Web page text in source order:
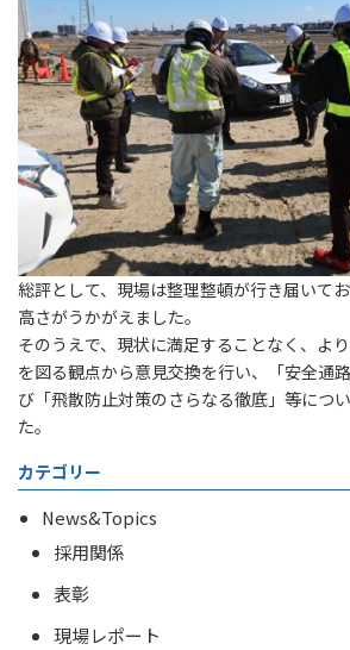
総評として、現場は整理整頓が行き届いて
高さがうかがえました。
そのうえで、現状に満足することなく、よ
を図る観点から意見交換を行い、「安全通
び「飛散防止対策のさらなる徹底」等につ
た。
カテゴリー
News&Topics
採用関係
表彰
現場レポート